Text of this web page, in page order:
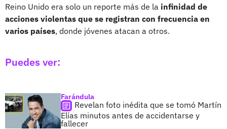
Reino Unido era solo un reporte más de la infinidad de
acciones violentas que se registran con frecuencia en
varios países, donde jóvenes atacan a otros.
Puedes ver:
Farándula
Revelan foto inédita que se tomó Martín
Elías minutos antes de accidentarse y
fallecer